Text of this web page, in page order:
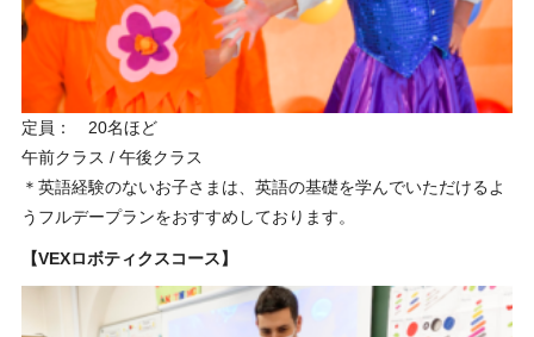
定員： 20名ほど
午前クラス / 午後クラス
＊英語経験のないお子さまは、英語の基礎を学んでいただけるよ
うフルデープランをおすすめしております。
【VEXロボティクスコース】